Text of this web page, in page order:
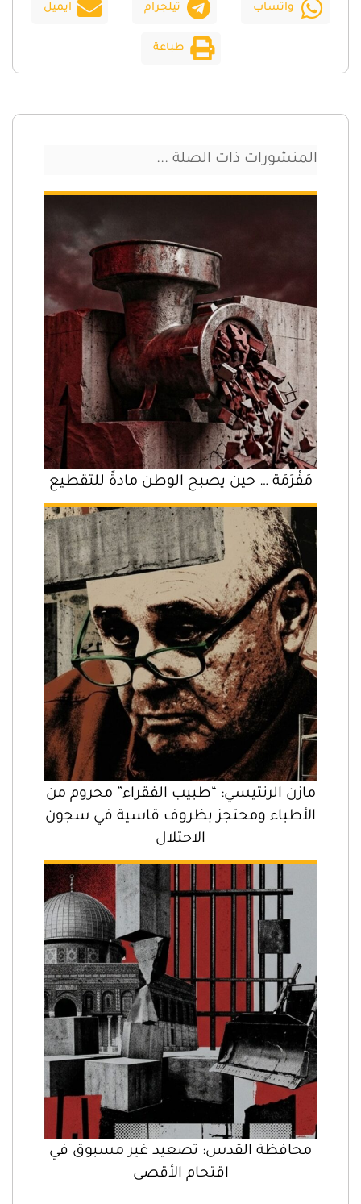
واتساب تيلجرام ايميل
طباعة
المنشورات ذات الصلة ...
مَفْرَمَة … حين يصبح الوطن مادةً للتقطيع
مازن الرنتيسي: “طبيب الفقراء” محروم من
الأطباء ومحتجز بظروف قاسية في سجون
الاحتلال
محافظة القدس: تصعيد غير مسبوق في
اقتحام الأقصى